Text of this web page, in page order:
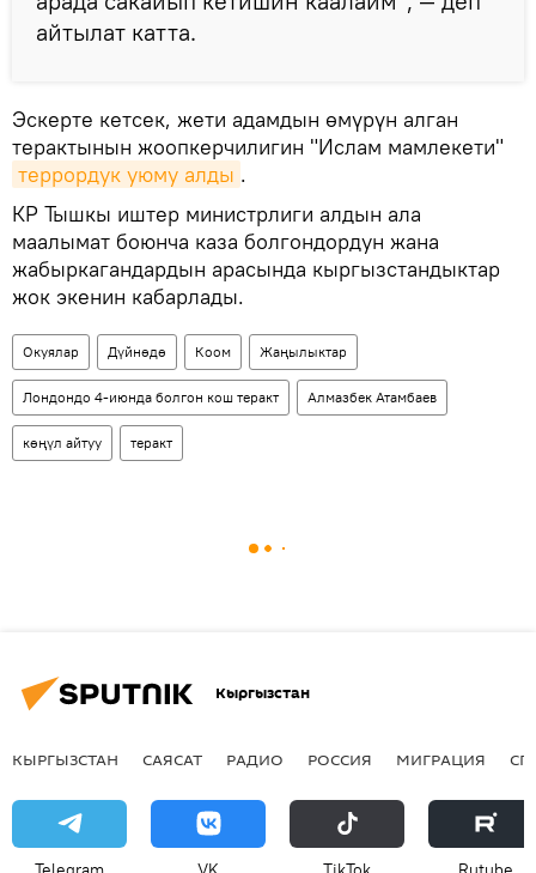
айтылат катта.
Эскерте кетсек, жети адамдын өмүрүн алган
терактынын жоопкерчилигин "Ислам мамлекети"
террордук уюму алды .
КР Тышкы иштер министрлиги алдын ала
маалымат боюнча каза болгондордун жана
жабыркагандардын арасында кыргызстандыктар
жок экенин кабарлады.
Окуялар Дүйнөдө Коом Жаңылыктар
Лондондо 4-июнда болгон кош теракт Алмазбек Атамбаев
көңүл айтуу теракт
Кыргызстан
КЫРГЫЗСТАН САЯСАТ РАДИО РОССИЯ МИГРАЦИЯ